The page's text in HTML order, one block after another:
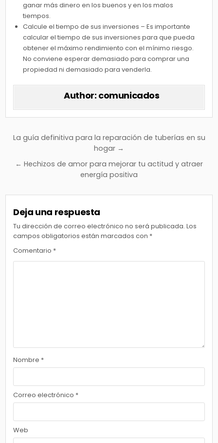
ganar más dinero en los buenos y en los malos
tiempos.
Calcule el tiempo de sus inversiones – Es importante
calcular el tiempo de sus inversiones para que pueda
obtener el máximo rendimiento con el mínimo riesgo.
No conviene esperar demasiado para comprar una
propiedad ni demasiado para venderla.
Author: comunicados
Navegación
entradas
La guía definitiva para la reparación de tuberías en su
hogar →
← Hechizos de amor para mejorar tu actitud y atraer
energía positiva
Deja una respuesta
Tu dirección de correo electrónico no será publicada. Los
campos obligatorios están marcados con *
Comentario *
Nombre *
Correo electrónico *
Web